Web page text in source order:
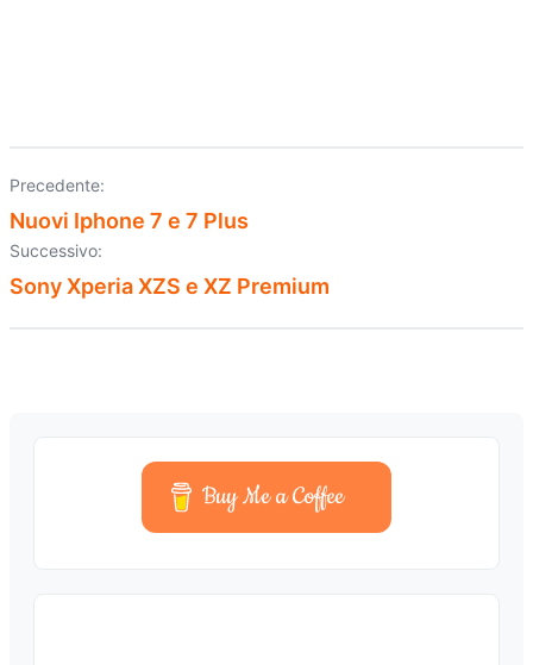
Navigazione
articoli
Precedente:
Nuovi Iphone 7 e 7 Plus
Successivo:
Sony Xperia XZS e XZ Premium
Buy Me a Coffee